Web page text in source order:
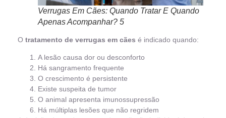
Verrugas Em Cães: Quando Tratar E Quando
Apenas Acompanhar? 5
O tratamento de verrugas em cães é indicado quando:
A lesão causa dor ou desconforto
Há sangramento frequente
O crescimento é persistente
Existe suspeita de tumor
O animal apresenta imunossupressão
Há múltiplas lesões que não regridem